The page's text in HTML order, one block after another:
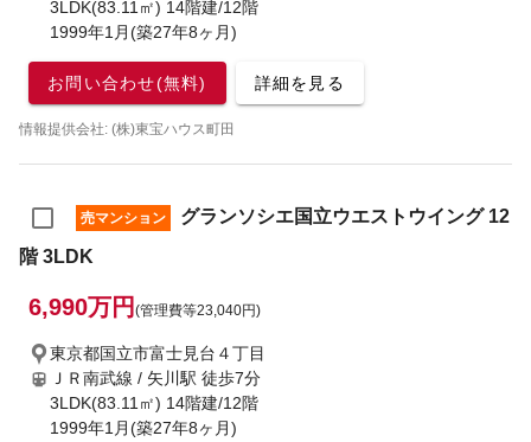
3LDK(83.11㎡) 14階建/12階
1999年1月(築27年8ヶ月)
お問い合わせ(無料) 詳細を見る
情報提供会社: (株)東宝ハウス町田
売マンション
グランソシエ国立ウエストウイング 12
階 3LDK
6,990万円 (管理費等23,040円)
東京都国立市富士見台４丁目
ＪＲ南武線 / 矢川駅 徒歩7分
3LDK(83.11㎡) 14階建/12階
1999年1月(築27年8ヶ月)